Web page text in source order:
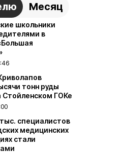
Месяц
школьники
в
тонн руды
Стойленском ГОКе
специалистов
медицинских
стали